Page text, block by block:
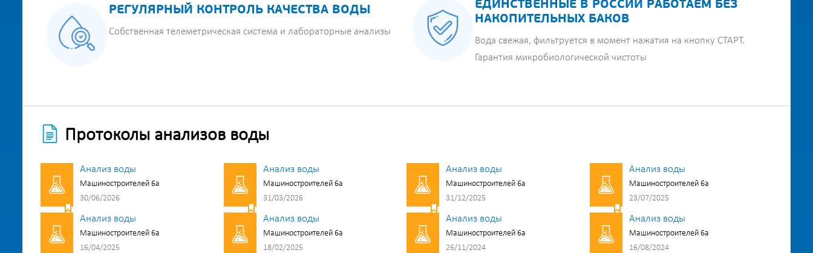
РЕГУЛЯРНЫЙ КОНТРОЛЬ КАЧЕСТВА ВОДЫ
Собственная телеметрическая система и лабораторные анализы
ЕДИНСТВЕННЫЕ В РОССИИ РАБОТАЕМ БЕЗ
НАКОПИТЕЛЬНЫХ БАКОВ
Вода свежая, фильтруется в момент нажатия на кнопку СТАРТ.
Гарантия микробиологической чистоты
Протоколы анализов воды
Анализ воды
Машиностроителей 6а
30/06/2026
Анализ воды
Машиностроителей 6а
31/03/2026
Анализ воды
Машиностроителей 6а
31/12/2025
Анализ воды
Машиностроителей 6а
23/07/2025
Анализ воды
Машиностроителей 6а
16/04/2025
Анализ воды
Машиностроителей 6а
18/02/2025
Анализ воды
Машиностроителей 6а
26/11/2024
Анализ воды
Машиностроителей 6а
16/08/2024